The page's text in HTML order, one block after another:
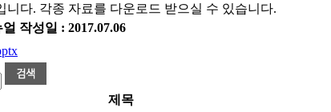
다. 각종 자료를 다운로드 받으실 수 있습니다.
작성일 : 2017.07.06
제목